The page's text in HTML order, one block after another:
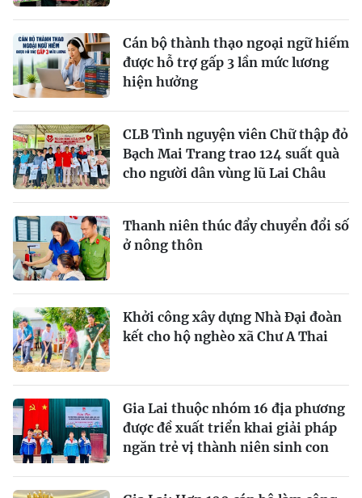
Cán bộ thành thạo ngoại ngữ hiếm
được hỗ trợ gấp 3 lần mức lương
hiện hưởng
CLB Tình nguyện viên Chữ thập đỏ
Bạch Mai Trang trao 124 suất quà
cho người dân vùng lũ Lai Châu
Thanh niên thúc đẩy chuyển đổi số
ở nông thôn
Khởi công xây dựng Nhà Đại đoàn
kết cho hộ nghèo xã Chư A Thai
Gia Lai thuộc nhóm 16 địa phương
được đề xuất triển khai giải pháp
ngăn trẻ vị thành niên sinh con